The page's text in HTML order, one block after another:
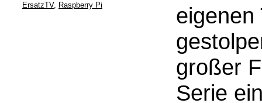
ErsatzTV, Raspberry Pi
eigenen
großer
Serie